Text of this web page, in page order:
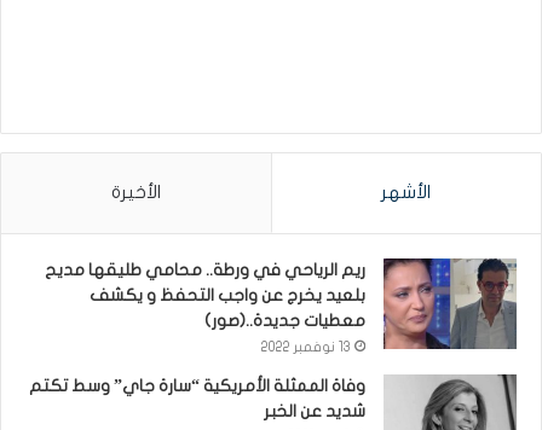
الأشهر الأخيرة
ريم الرياحي في ورطة.. محامي طليقها مديح
بلعيد يخرج عن واجب التحفظ و يكشف
معطيات جديدة..(صور)
13 نوفمبر 2022
وفاة الممثلة الأمريكية “سارة جاي” وسط تكتم
شديد عن الخبر